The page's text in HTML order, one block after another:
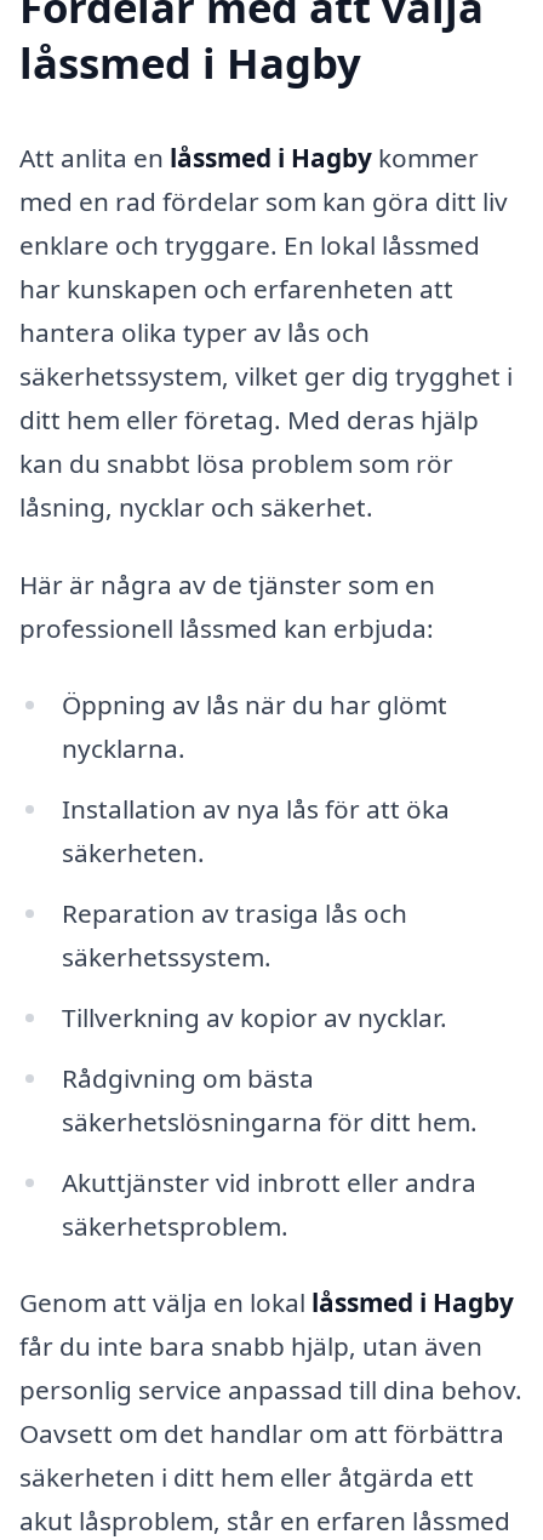
låssmed i Hagby
Att anlita en låssmed i Hagby kommer
med en rad fördelar som kan göra ditt liv
enklare och tryggare. En lokal låssmed
har kunskapen och erfarenheten att
hantera olika typer av lås och
säkerhetssystem, vilket ger dig trygghet i
ditt hem eller företag. Med deras hjälp
kan du snabbt lösa problem som rör
låsning, nycklar och säkerhet.
Här är några av de tjänster som en
professionell låssmed kan erbjuda:
Öppning av lås när du har glömt
nycklarna.
Installation av nya lås för att öka
säkerheten.
Reparation av trasiga lås och
säkerhetssystem.
Tillverkning av kopior av nycklar.
Rådgivning om bästa
säkerhetslösningarna för ditt hem.
Akuttjänster vid inbrott eller andra
säkerhetsproblem.
Genom att välja en lokal låssmed i Hagby
får du inte bara snabb hjälp, utan även
personlig service anpassad till dina behov.
Oavsett om det handlar om att förbättra
säkerheten i ditt hem eller åtgärda ett
akut låsproblem, står en erfaren låssmed